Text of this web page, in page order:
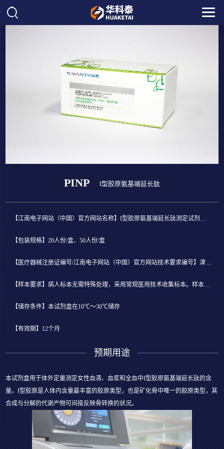
PINP I型胶原氨基端延长肽
【包装规格】20人份/盒、50人份/盒
【储存条件】本试剂盒在10℃～30℃储存
【有效期】12个月
预期用途
本试剂盒用于体外定量测定女性血清、血浆和全血中I型胶原氨基端延长肽的含
量。I型胶原是人体内含量最丰富的胶原类型，也是矿化骨中唯一的胶原类型，其
合成与分解的代谢产物可间接反映骨转换的状况。